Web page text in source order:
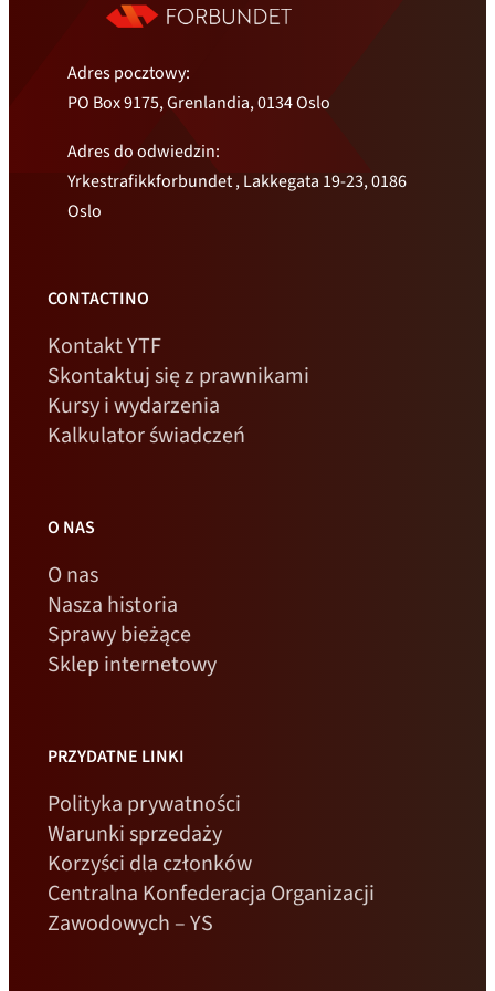
Adres pocztowy:
PO Box 9175, Grenlandia, 0134 Oslo
Adres do odwiedzin:
Yrkestrafikkforbundet , Lakkegata 19-23, 0186
Oslo
CONTACTINO
Kontakt YTF
Skontaktuj się z prawnikami
Kursy i wydarzenia
Kalkulator świadczeń
O NAS
O nas
Nasza historia
Sprawy bieżące
Sklep internetowy
PRZYDATNE LINKI
Polityka prywatności
Warunki sprzedaży
Korzyści dla członków
Centralna Konfederacja Organizacji
Zawodowych – YS